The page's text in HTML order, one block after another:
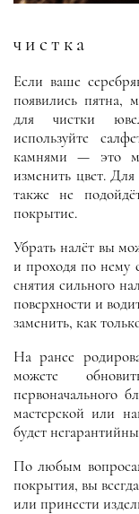
чистка
Если ваше
появились пятна,
для чистки
используйте
камнями — это
изменить цвет.
также не
покрытие.
Убрать налёт вы
и проходя по нему
снятия сильного
поверхности и
заменить, как
На ранее
можете
первоначального
мастерской или
будет
По любым
покрытия, вы
или принести